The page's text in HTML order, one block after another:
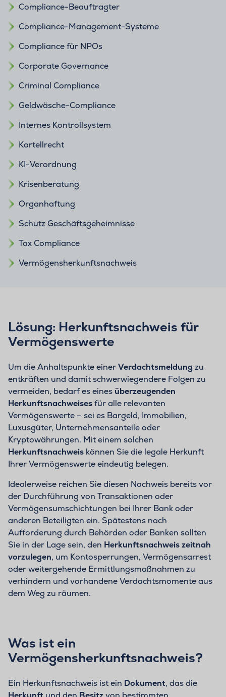
Compliance-Beauftragter
Compliance-Management-Systeme
Compliance für NPOs
Corporate Governance
Criminal Compliance
Geldwäsche-Compliance
Internes Kontrollsystem
Kartellrecht
KI-Verordnung
Krisenberatung
Organhaftung
Schutz Geschäftsgeheimnisse
Tax Compliance
Vermögensherkunftsnachweis
Lösung: Herkunftsnachweis für
Vermögenswerte
Um die Anhaltspunkte einerVerdachtsmeldung zu
entkräften und damit schwerwiegendere Folgen zu
vermeiden, bedarf es eines überzeugenden
Herkunftsnachweisesfür alle relevanten
Vermögenswerte – sei es Bargeld, Immobilien,
Luxusgüter, Unternehmensanteile oder
Kryptowährungen. Mit einem solchen
Herkunftsnachweis können Sie die legale Herkunft
Ihrer Vermögenswerte eindeutig belegen.
Idealerweise reichen Sie diesen Nachweis bereits vor
der Durchführung von Transaktionen oder
Vermögensumschichtungen bei Ihrer Bank oder
anderen Beteiligten ein. Spätestens nach
Aufforderung durch Behörden oder Banken sollten
Sie in der Lage sein, den Herkunftsnachweis zeitnah
vorzulegen, um Kontosperrungen, Vermögensarrest
oder weitergehende Ermittlungsmaßnahmen zu
verhindern und vorhandene Verdachtsmomente aus
dem Weg zu räumen.
Was ist ein
Vermögensherkunftsnachweis?
Ein Herkunftsnachweis ist ein Dokument, das die